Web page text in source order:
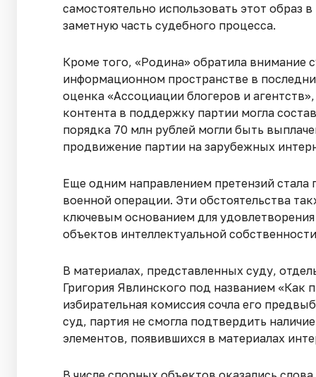
самостоятельно использовать этот образ
заметную часть судебного процесса.
Кроме того, «Родина» обратила внимание
информационном пространстве в
оценка «Ассоциации блогеров и
контента в поддержку партии могла
порядка 70 млн рублей могли быть
продвижение партии на зарубежных
Еще одним направлением претензий
военной операции. Эти обстоятельства
ключевым основанием для
объектов интеллектуальной
В материалах, представленных суду,
Григория Явлинского под названием «Как
избирательная комиссия сочла его
суд, партия не смогла подтвердить
элементов, появившихся в материалах